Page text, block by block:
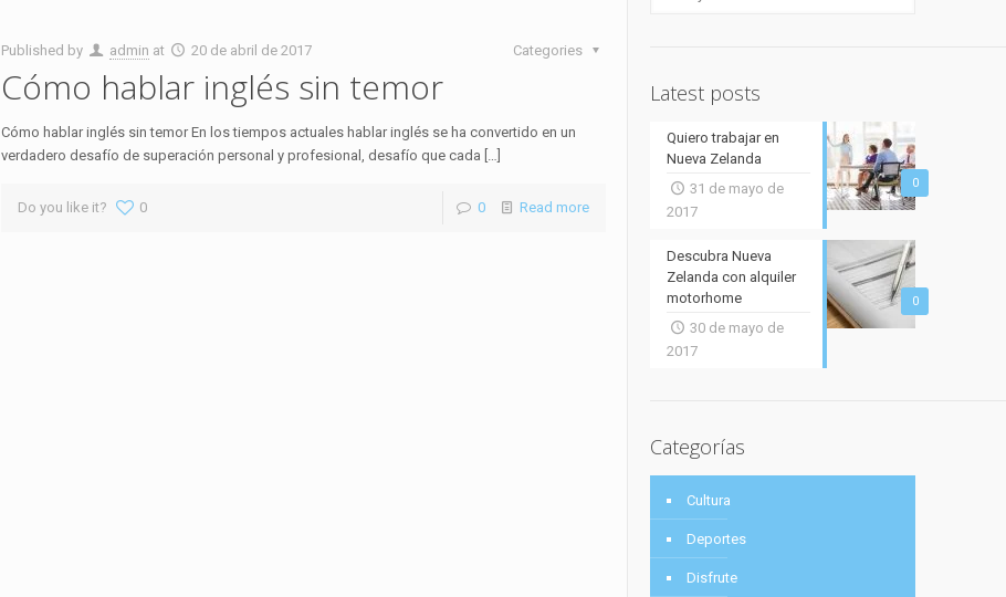
Published by admin at 20 de abril de 2017 Categories
Cómo hablar inglés sin temor
Cómo hablar inglés sin temor En los tiempos actuales hablar inglés se ha convertido en un
verdadero desafío de superación personal y profesional, desafío que cada […]
Do you like it? 0 0 Read more
Latest posts
0
Quiero trabajar en
Nueva Zelanda
31 de mayo de
2017
0
Descubra Nueva
Zelanda con alquiler
motorhome
30 de mayo de
2017
Categorías
Cultura
Deportes
Disfrute